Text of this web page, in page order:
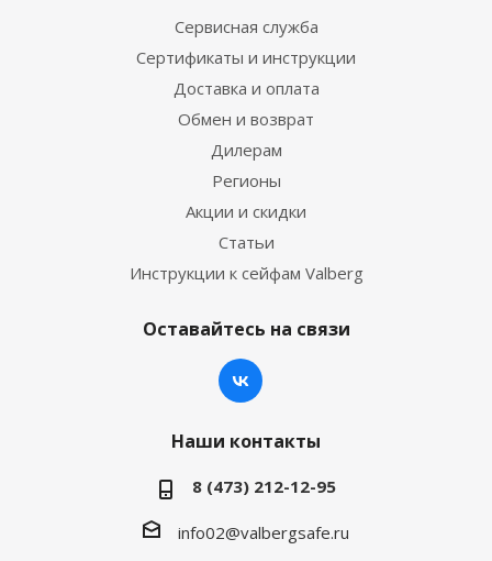
Сервисная служба
Сертификаты и инструкции
Доставка и оплата
Обмен и возврат
Дилерам
Регионы
Акции и скидки
Статьи
Инструкции к сейфам Valberg
Оставайтесь на связи
Наши контакты
8 (473) 212-12-95
info02@valbergsafe.ru